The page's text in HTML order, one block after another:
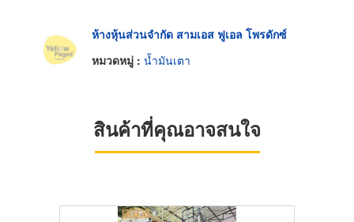
ห้างหุ้นส่วนจำกัด สามเอส ฟูเอล โพรดักซ์
หมวดหมู่ : น้ำมันเตา
สินค้าที่คุณอาจสนใจ